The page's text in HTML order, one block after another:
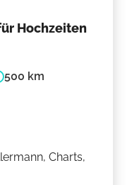
Hochzeiten
500 km
Charts,